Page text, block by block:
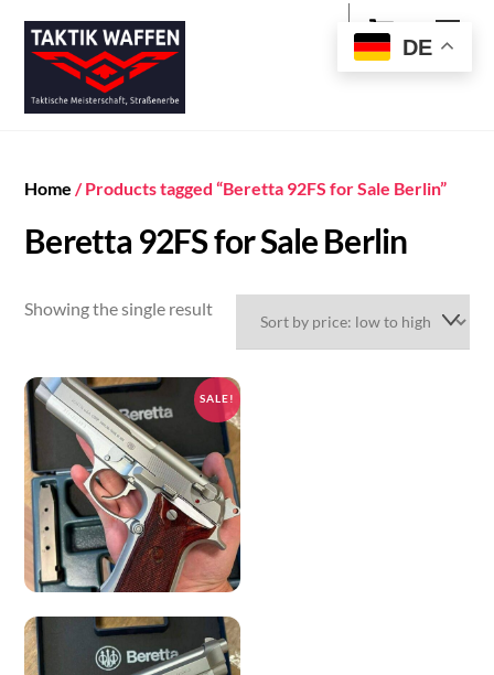
content
Cart
Home / Products tagged “Beretta 92FS for Sale Berlin”
Beretta 92FS for Sale Berlin
Showing the single result
SALE!
DE